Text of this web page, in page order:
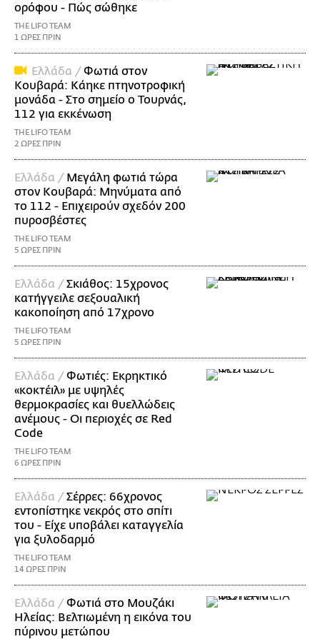
ορόφου - Πώς σώθηκε
THE LIFO TEAM
1 ΩΡΕΣ ΠΡΙΝ
Ελλάδα /Φωτιά στον
Κουβαρά: Κάηκε πτηνοτροφική
μονάδα - Στο σημείο ο Τουρνάς,
112 για εκκένωση
THE LIFO TEAM
2 ΩΡΕΣ ΠΡΙΝ
Ελλάδα / Μεγάλη φωτιά τώρα
στον Κουβαρά: Μηνύματα από
το 112 - Επιχειρούν σχεδόν 200
πυροσβέστες
THE LIFO TEAM
5 ΩΡΕΣ ΠΡΙΝ
Ελλάδα /Σκιάθος: 15χρονος
κατήγγειλε σεξουαλική
κακοποίηση από 17χρονο
THE LIFO TEAM
5 ΩΡΕΣ ΠΡΙΝ
Ελλάδα /Φωτιές: Εκρηκτικό
«κοκτέιλ» με υψηλές
θερμοκρασίες και θυελλώδεις
ανέμους - Οι περιοχές σε Red
Code
THE LIFO TEAM
6 ΩΡΕΣ ΠΡΙΝ
Ελλάδα /Σέρρες: 66χρονος
εντοπίστηκε νεκρός στο σπίτι
του - Είχε υποβάλει καταγγελία
για ξυλοδαρμό
THE LIFO TEAM
14 ΩΡΕΣ ΠΡΙΝ
Ελλάδα /Φωτιά στο Μουζάκι
Ηλείας: Βελτιωμένη η εικόνα του
πύρινου μετώπου